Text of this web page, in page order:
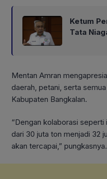
Ketum
Tata
Mentan Amran
daerah, petani, serta
Kabupaten Bangkalan.
“Dengan kolaborasi
dari 30 juta ton menjadi 32
akan tercapai,” pungkasnya.